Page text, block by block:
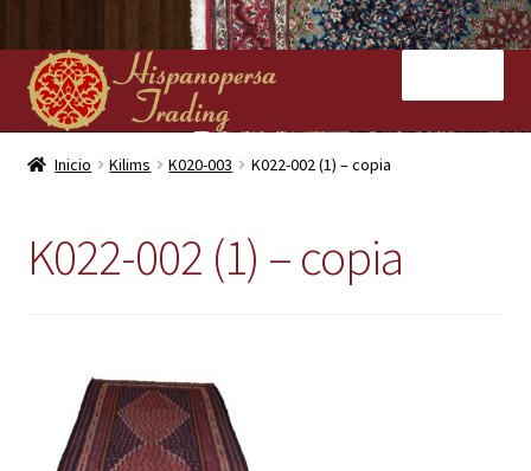
Ir
a
la
navegación
Ir
al
contenido
Inicio
Contacto
Inicio Kilims K020-003 K022-002 (1) – copia
K022-002 (1) – copia